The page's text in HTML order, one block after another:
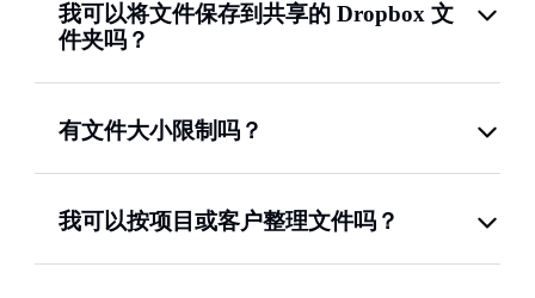
我可以将文件保存到共享的 Dropbox 文
件夹吗？
有文件大小限制吗？
我可以按项目或客户整理文件吗？